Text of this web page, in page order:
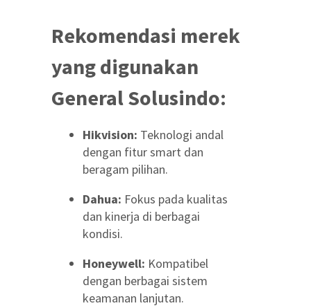
Rekomendasi merek
yang digunakan
General Solusindo:
Hikvision: Teknologi andal
dengan fitur smart dan
beragam pilihan.
Dahua: Fokus pada kualitas
dan kinerja di berbagai
kondisi.
Honeywell: Kompatibel
dengan berbagai sistem
keamanan lanjutan.